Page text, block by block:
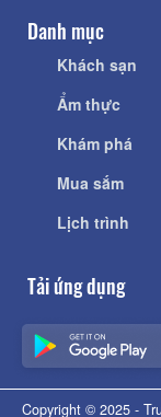
Danh mục
Khách sạn
Ẩm thực
Khám phá
Mua sắm
Lịch trình
Tải ứng dụng
Copyright © 2025 -